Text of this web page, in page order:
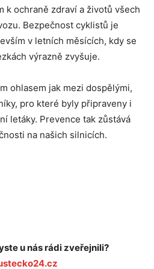
k ochraně zdraví a životů všech
Bezpečnost cyklistů je
v letních měsících, kdy se
výrazně zvyšuje.
ohlasem jak mezi dospělými,
pro které byly připraveny i
letáky. Prevence tak zůstává
na našich silnicích.
u nás rádi zveřejnili?